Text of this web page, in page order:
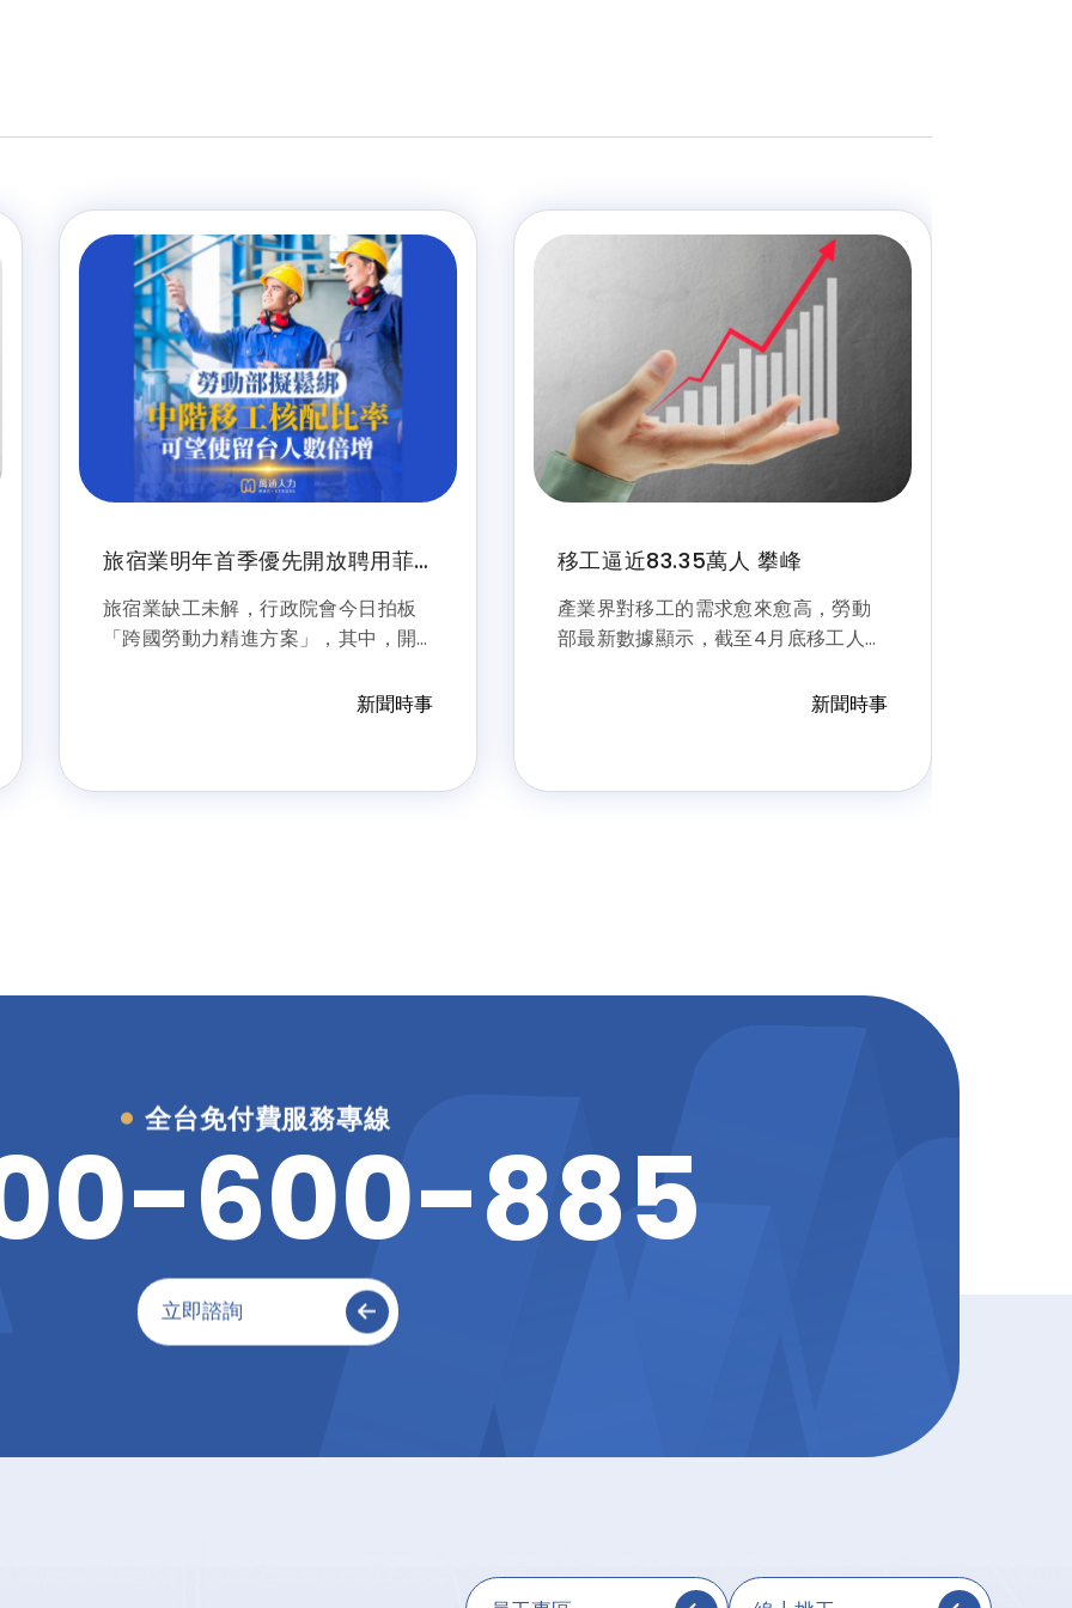
旅宿業明年首季優先開放聘用菲
籍移工 薪資門檻至少32K
旅宿業缺工未解，行政院會今日拍板
「跨國勞動力精進方案」，其中，開
光署表示，旅宿業聘用外籍移工最低
新聞時事
移工逼近83.35萬人 攀峰
產業界對移工的需求愈來愈高，勞動
部最新數據顯示，截至4月底移工人數
長趨勢且總規模再創高，且附加移工
新聞時事
全台免付費服務專線
0-600-885
立即諮詢